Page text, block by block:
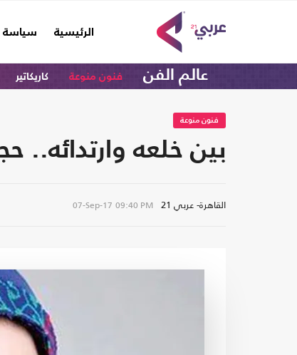
الرئيسية
(current) سياسة
عالم الفن فنون منوعة كاريكاتير
فنون منوعة
بين خلعه وارتدائه..
القاهرة- عربي 21 07-Sep-17 09:40 PM